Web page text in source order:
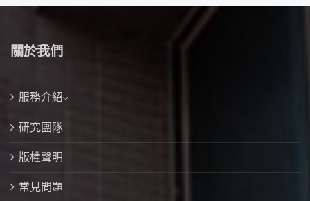
關於我們
服務介紹
研究團隊
版權聲明
常見問題